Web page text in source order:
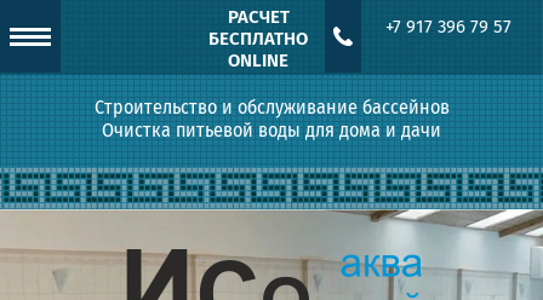
РАСЧЕТ
БЕСПЛАТНО
ONLINE
+7 917 396 79 57
Строительство и обслуживание бассейнов
Очистка питьевой воды для дома и дачи